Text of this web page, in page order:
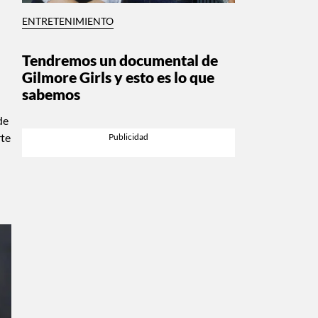
ENTRETENIMIENTO
Tendremos un documental de
Gilmore Girls y esto es lo que
sabemos